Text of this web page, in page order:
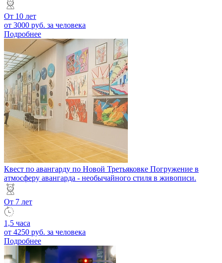
От 10 лет
от 3000 руб. за человека
Подробнее
Квест по авангарду по Новой Третьяковке Погружение в
атмосферу авангарда - необычайного стиля в живописи.
От 7 лет
1,5 часа
от 4250 руб. за человека
Подробнее